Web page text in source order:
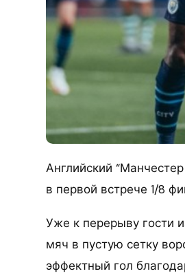
Английский
в первой встрече 1/8
Уже к перерыву гости
мяч в пустую сетку
эффектный гол